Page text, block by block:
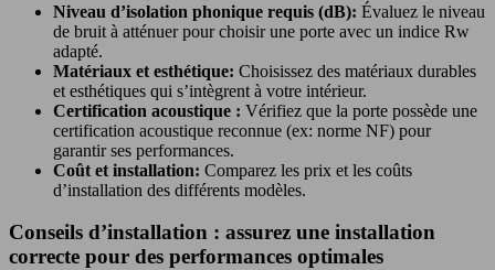
Niveau d’isolation phonique requis (dB): Évaluez le niveau
de bruit à atténuer pour choisir une porte avec un indice Rw
adapté.
Matériaux et esthétique: Choisissez des matériaux durables
et esthétiques qui s’intègrent à votre intérieur.
Certification acoustique : Vérifiez que la porte possède une
certification acoustique reconnue (ex: norme NF) pour
garantir ses performances.
Coût et installation: Comparez les prix et les coûts
d’installation des différents modèles.
Conseils d’installation : assurez une installation
correcte pour des performances optimales